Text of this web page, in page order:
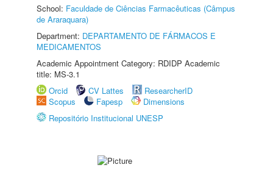
School: Faculdade de Ciências Farmacêuticas (Câmpus
de Araraquara)
Department: DEPARTAMENTO DE FÁRMACOS E
MEDICAMENTOS
Academic Appointment Category: RDIDP Academic
title: MS-3.1
Orcid
CV Lattes
ResearcherID
Scopus
Fapesp
Dimensions
Repositório Institucional UNESP